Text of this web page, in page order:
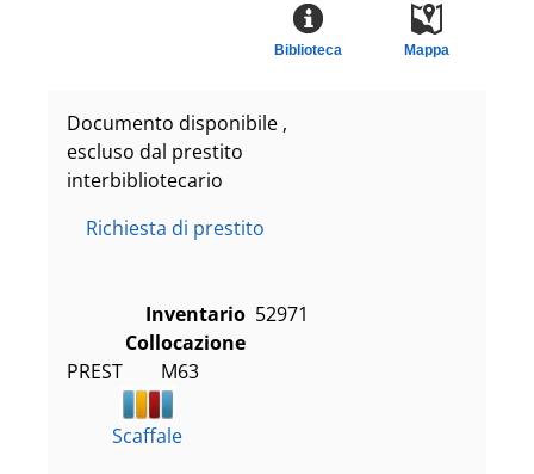
Mappa
Biblioteca
Documento disponibile ,
escluso dal prestito
interbibliotecario
Richiesta di prestito
Inventario 52971
Collocazione
PREST        M63
Scaffale